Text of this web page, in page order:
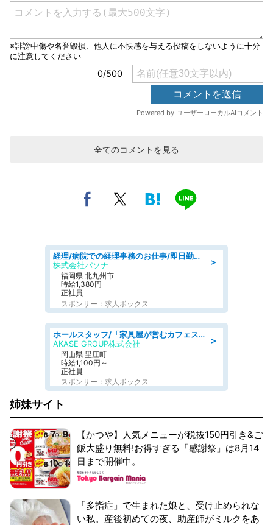
全てのコメントを見る
＞
経理/病院での経理事務のお仕事/即日勤務可/車通勤可/経理/一般事務
株式会社パソナ
福岡県 北九州市
時給1,380円
正社員
スポンサー：求人ボックス
＞
ホールスタッフ/「家具屋が営むカフェスタッフ!」週2日～OK!嬉しいまかない付き/岡山県/浅口郡里庄町
AKASE GROUP株式会社
岡山県 里庄町
時給1,100円～
正社員
スポンサー：求人ボックス
姉妹サイト
【かつや】人気メニューが税抜150円引き&ご
飯大盛り無料!お得すぎる「感謝祭」は8月14
日まで開催中。
「多指症」で生まれた娘と、受け止められな
い私。産後初めての夜、助産師がミルクをあ